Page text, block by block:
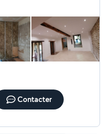
Contacter